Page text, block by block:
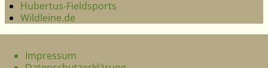
Hubertus-Fieldsports
Wildleine.de
Impressum